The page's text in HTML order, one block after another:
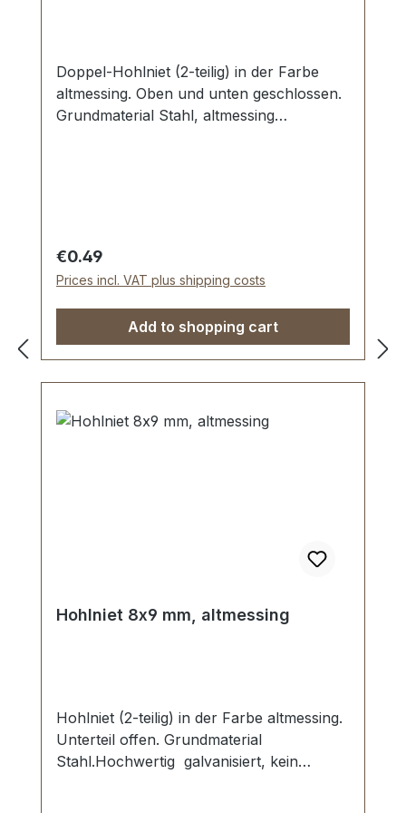
Doppel-Hohlniet (2-teilig) in der Farbe
altmessing. Oben und unten geschlossen.
Grundmaterial Stahl, altmessing
Regular price:
€0.49
Prices incl. VAT plus shipping costs
Add to shopping cart
Hohlniet 8x9 mm, altmessing
Hohlniet (2-teilig) in der Farbe altmessing.
Unterteil offen. Grundmaterial
Stahl.Hochwertig galvanisiert, kein